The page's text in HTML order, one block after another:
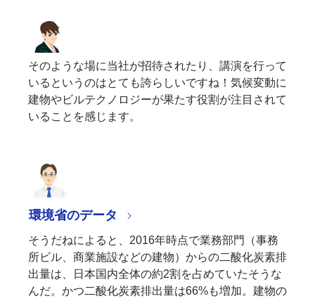
そのような場に当社が招待されたり、講演を行って
いるというのはとても誇らしいですね！気候変動に
建物やビルテクノロジーが果たす役割が注目されて
いることを感じます。
環境省のデータ
そうだねによると、2016年時点で業務部門（事務
所ビル、商業施設などの建物）からの二酸化炭素排
出量は、日本国内全体の約2割を占めていたそうな
んだ。かつ二酸化炭素排出量は66%も増加。建物の